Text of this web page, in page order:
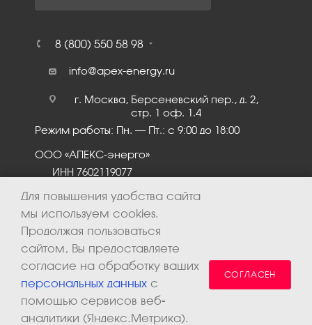
8 (800) 550 58 98
info@apex-energy.ru
г. Москва, Берсеневский пер., д. 2,
стр. 1 оф. 1.4
Режим работы: Пн. – Пт.: с 9:00 до 18:00
ООО «АПЕКС-энерго»
ИНН 7602119077
Для повышения удобства сайта
мы используем cookies.
Продолжая пользоваться
сайтом, Вы предоставляете
согласие на обработку ваших
персональных данных с
помощью сервисов веб-
аналитики (Яндекс.Метрика).
СОГЛАСЕН